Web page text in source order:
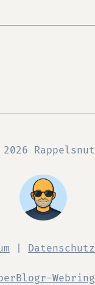
Rappelsnut
Datenschutz
Webring